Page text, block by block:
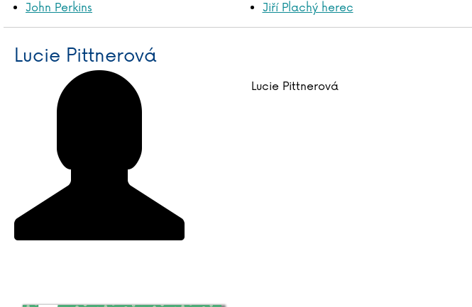
John Perkins
Jiří Plachý herec
Lucie Pittnerová
Lucie Pittnerová